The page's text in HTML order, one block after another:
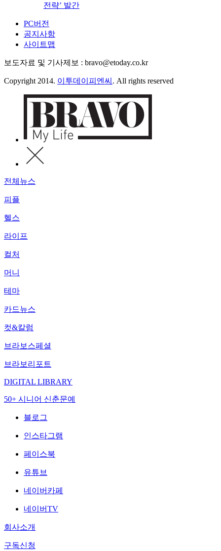
전략’ 발간
PC버전
공지사항
사이트맵
보도자료 및 기사제보 : bravo@etoday.co.kr
Copyright 2014. 이투데이피엔씨 . All rights reserved
전체뉴스
피플
헬스
라이프
컬처
머니
테마
카드뉴스
컷&칼럼
브라보스페셜
브라보리포트
DIGITAL LIBRARY
50+ 시니어 신춘문예
블로그
인스타그램
페이스북
유튜브
네이버카페
네이버TV
회사소개
구독신청